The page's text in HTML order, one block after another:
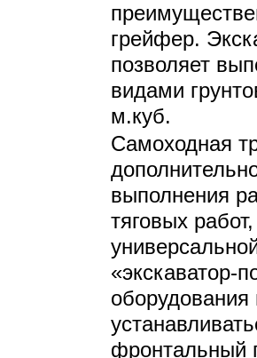
грейфер.
позволяет
видами
м.куб.
Самоходная
выполнения
тяговых
«экскаватор-
фронтальный